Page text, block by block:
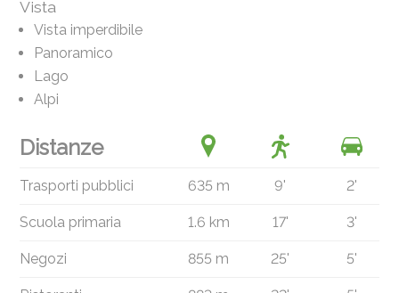
Vista
Vista imperdibile
Panoramico
Lago
Alpi
Distanze
Trasporti pubblici 635 m 9' 2'
Scuola primaria 1.6 km 17' 3'
Negozi 855 m 25' 5'